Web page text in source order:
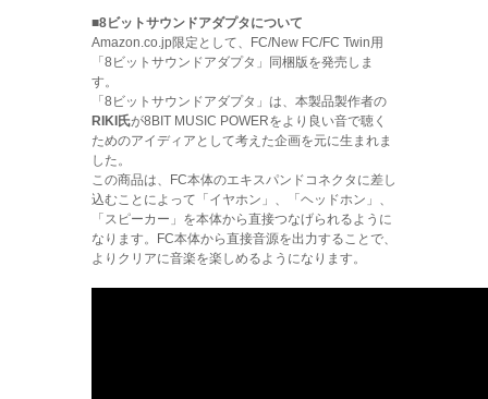
■8ビットサウンドアダプタについて
Amazon.co.jp限定として、FC/New FC/FC Twin用
「8ビットサウンドアダプタ」同梱版を発売しま
す。
「8ビットサウンドアダプタ」は、本製品製作者の
RIKI氏が8BIT MUSIC POWERをより良い音で聴く
ためのアイディアとして考えた企画を元に生まれま
した。
この商品は、FC本体のエキスパンドコネクタに差し
込むことによって「イヤホン」、「ヘッドホン」、
「スピーカー」を本体から直接つなげられるように
なります。FC本体から直接音源を出力することで、
よりクリアに音楽を楽しめるようになります。